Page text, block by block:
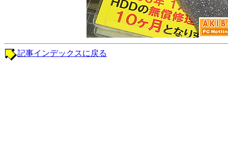
記事インデックスに戻る